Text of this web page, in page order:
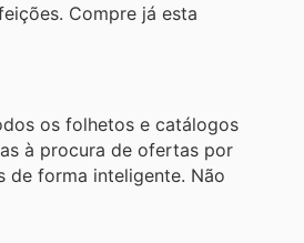
Compre já esta
os folhetos e catálogos
à procura de ofertas por
de forma inteligente. Não